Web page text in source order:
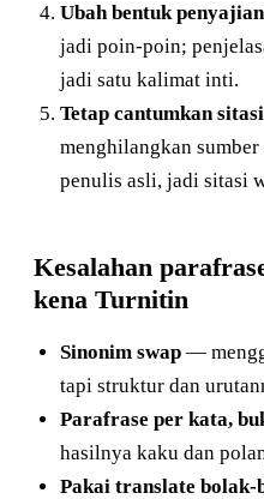
Ubah bentuk
jadi poin-poin;
jadi satu kalimat inti.
Tetap cantumkan
menghilangkan
penulis asli, jadi sitasi
Kesalahan
kena Turnitin
Sinonim swap —
tapi struktur dan
Parafrase per kata,
hasilnya kaku dan
Pakai translate bolak-